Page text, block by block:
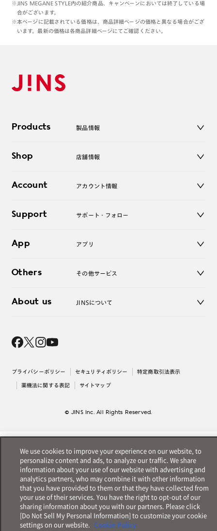
※JINS MEGANE STYLE内の紹介商品、キャンペーンにおいては終了している場
合がございます。
※本ページに記載されている価格は、商品詳細ページの価格と異なる場合がござ
います。最新の価格は各商品詳細ページにてご確認ください。
Products 製品情報
サングラス
コンタクトレンズ
アクセサリー
Shop 店舗情報
オンラインショップ
Account アカウント情報
ログアウト
Support サポート・フォロー
よくあるご質問
お問い合わせ
App アプリ
Others その他サービス
レンズ交換
About us JINSについて
採用情報
出店について
プライバシーポリシー セキュリティポリシー 特定商取引法表示
薬機法に関する表記 サイトマップ
© JINS Inc. All Rights Reserved.
We use cookies to improve your experience on our website, to
personalize content and ads, to analyze our traffic. We share
information about your use of our website with advertising and
analytics partners, who may combine it with other information
that you have provided to them or that they have collected from
your use of their services. You have the right to opt-out of our
sharing information about you with our partners. Please click
[Do Not Sell My Personal Information] to customize your cookie
settings on our website. Cookie Policy